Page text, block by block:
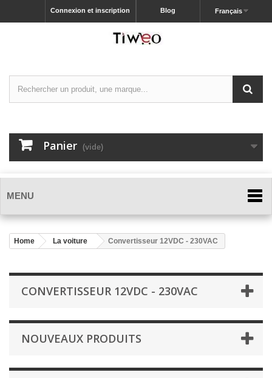
Français
Blog
Connexion et inscription
Panier (vide)
MENU
Home La voiture Convertisseur 12VDC - 230VAC
CONVERTISSEUR 12VDC - 230VAC
NOUVEAUX PRODUITS